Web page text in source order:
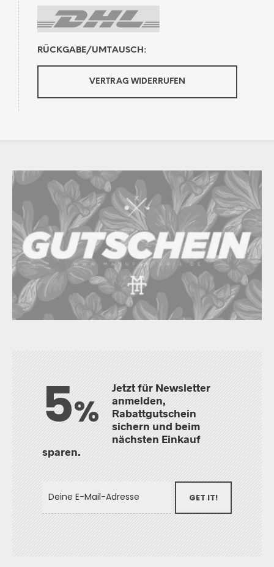
RÜCKGABE/UMTAUSCH:
VERTRAG WIDERRUFEN
5%
Jetzt für Newsletter
anmelden,
Rabattgutschein
sichern und beim
nächsten Einkauf
sparen.
GET IT!